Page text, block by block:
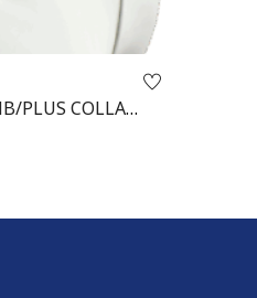
PLUS COLLAR